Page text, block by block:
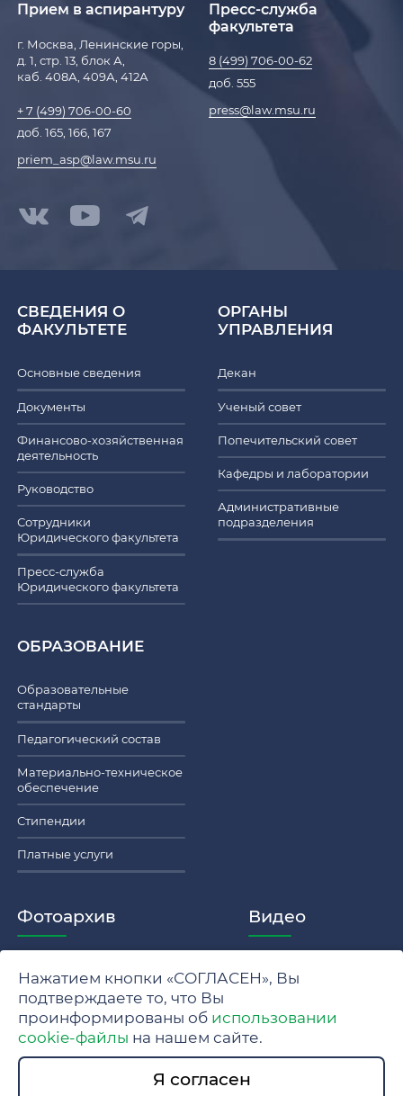
Прием в аспирантуру
г. Москва, Ленинские горы,
д. 1, стр. 13, блок А,
каб. 408А, 409А, 412А
+ 7 (499) 706-00-60
доб. 165, 166, 167
priem_asp@law.msu.ru
Пресс-служба
факультета
8 (499) 706-00-62
доб. 555
press@law.msu.ru
СВЕДЕНИЯ О
ФАКУЛЬТЕТЕ
Основные сведения
Документы
Финансово-хозяйственная
деятельность
Руководство
Сотрудники
Юридического факультета
Пресс-служба
Юридического факультета
ОРГАНЫ
УПРАВЛЕНИЯ
Декан
Ученый совет
Попечительский совет
Кафедры и лаборатории
Административные
подразделения
ОБРАЗОВАНИЕ
Образовательные
стандарты
Педагогический состав
Материально-техническое
обеспечение
Стипендии
Платные услуги
Фотоархив Видео
Политика обработки персональных данных МГУ
Положение об обработке и защите персональных данных
© 2024 Московский государственный университет имени
Нажатием кнопки «СОГЛАСЕН», Вы
подтверждаете то, что Вы
проинформированы об использовании
cookie-файлы на нашем сайте.
Я согласен